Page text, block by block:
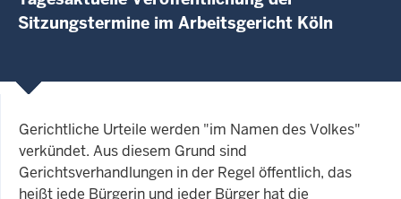
Sitzungstermine im Arbeitsgericht Köln
Gerichtliche Urteile werden "im Namen des Volkes"
verkündet. Aus diesem Grund sind
Gerichtsverhandlungen in der Regel öffentlich, das
heißt jede Bürgerin und jeder Bürger hat die